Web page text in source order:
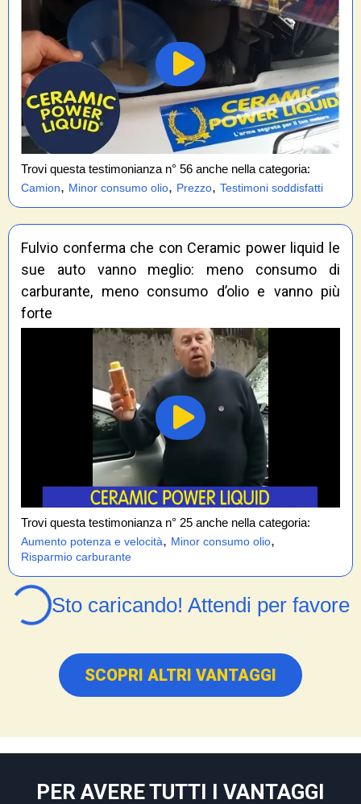
Trovi questa testimonianza n° 56 anche nella categoria:
Camion, Minor consumo olio, Prezzo, Testimoni soddisfatti
Fulvio conferma che con Ceramic power liquid le
sue auto vanno meglio: meno consumo di
carburante, meno consumo d’olio e vanno più
forte
Trovi questa testimonianza n° 25 anche nella categoria:
Aumento potenza e velocità, Minor consumo olio,
Risparmio carburante
Sto caricando! Attendi per favore
SCOPRI ALTRI VANTAGGI
PER AVERE TUTTI I VANTAGGI